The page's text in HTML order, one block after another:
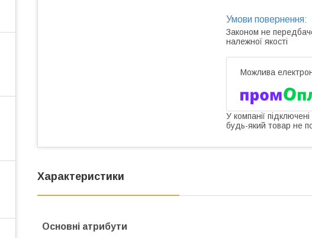
Законом не
належної якості
У компанії
будь-який товар не
Характеристики
Основні атрибути